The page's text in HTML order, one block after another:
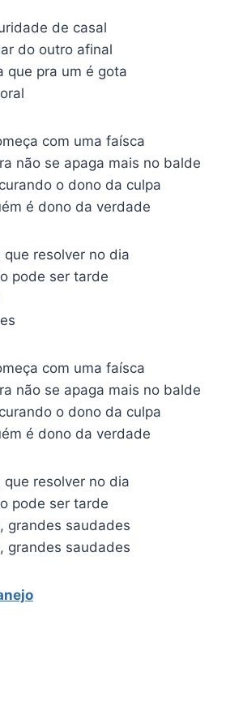
de casal
do outro afinal
que pra um é gota
com uma faísca
não se apaga mais no balde
o dono da culpa
é dono da verdade
resolver no dia
pode ser tarde
com uma faísca
não se apaga mais no balde
o dono da culpa
é dono da verdade
resolver no dia
pode ser tarde
grandes saudades
grandes saudades